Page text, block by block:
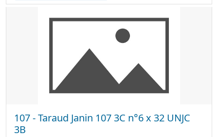
107 - Taraud Janin 107 3C n°6 x 32 UNJC
3B